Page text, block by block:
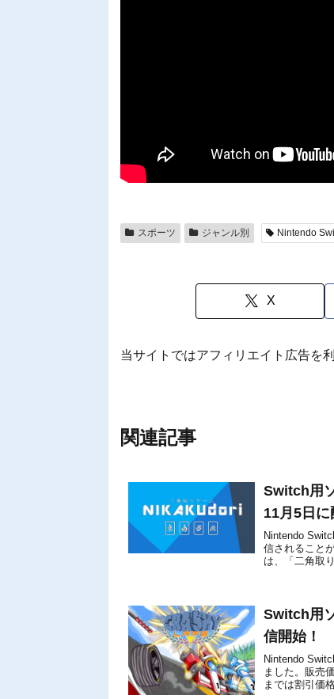
スポーツ ジャンル別 Nintendo
X
当サイトではアフィリエイト広告を
関連記事
Switch用
11月5日に
Nintendo
信されること
は、「二角取
Switch用
信開始！
Nintendo
ました。販売
までは割引価